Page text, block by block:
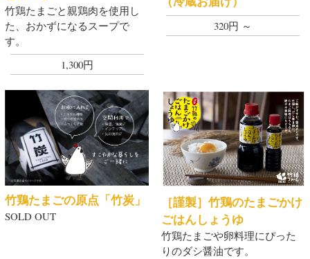
竹鶏たまごと親鶏肉を使用し
た、おかずになるスープで
す。
1,300円
320円 ～
竹鶏たまごの原点「竹炭」
SOLD OUT
［謹製］竹鶏のたまごかけ
ごはんしょうゆ
竹鶏たまごや卵料理にぴった
りのダシ醤油です。